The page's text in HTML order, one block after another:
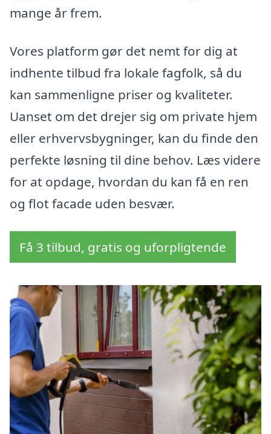
mange år frem.
Vores platform gør det nemt for dig at
indhente tilbud fra lokale fagfolk, så du
kan sammenligne priser og kvaliteter.
Uanset om det drejer sig om private hjem
eller erhvervsbygninger, kan du finde den
perfekte løsning til dine behov. Læs videre
for at opdage, hvordan du kan få en ren
og flot facade uden besvær.
Få 3 tilbud, gratis og uforpligtende